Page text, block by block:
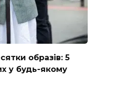
образів: 5
у будь-якому